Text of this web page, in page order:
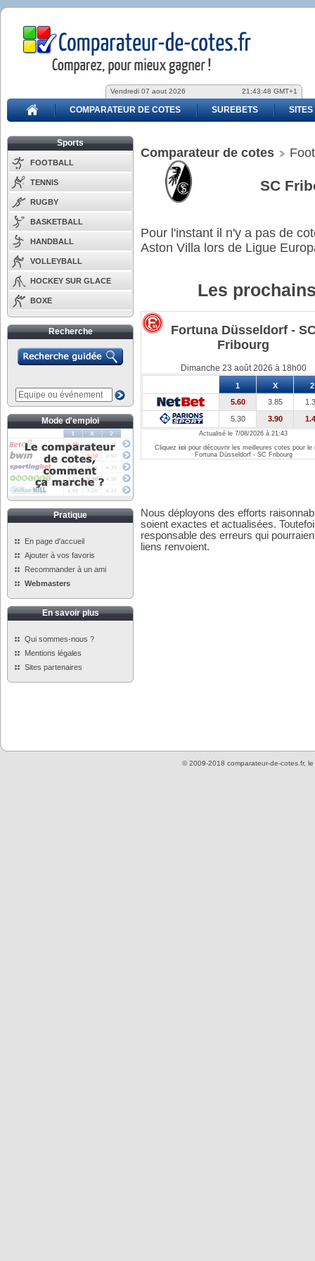
Vendredi 07 aout 2026 21:43:48 GMT+1
COMPARATEUR DE COTES SUREBETS SITES
Sports
FOOTBALL
TENNIS
RUGBY
BASKETBALL
HANDBALL
VOLLEYBALL
HOCKEY SUR GLACE
BOXE
Recherche
Mode d'emploi
Pratique
En page d'accueil
Ajouter à vos favoris
Recommander à un ami
Webmasters
En savoir plus
Qui sommes-nous ?
Mentions légales
Sites partenaires
Comparateur de cotes
SC
Pour l'instant il n'y a pas de
Aston Villa lors de Ligue
Les
Fortuna Düsseldorf -
Fribourg
Dimanche 23 août 2026 à 18h00
1 X
2
5.60
3.85
5.30
3.90
Actualisé le 7/08/2026 à 21:43
Cliquez ici pour découvrir les meilleures cotes pour le
Fortuna Düsseldorf - SC Fribourg
Nous déployons des efforts
soient exactes et actualisées.
responsable des erreurs qui
liens renvoient.
© 2009-2018 comparateur-de-cotes.fr, le